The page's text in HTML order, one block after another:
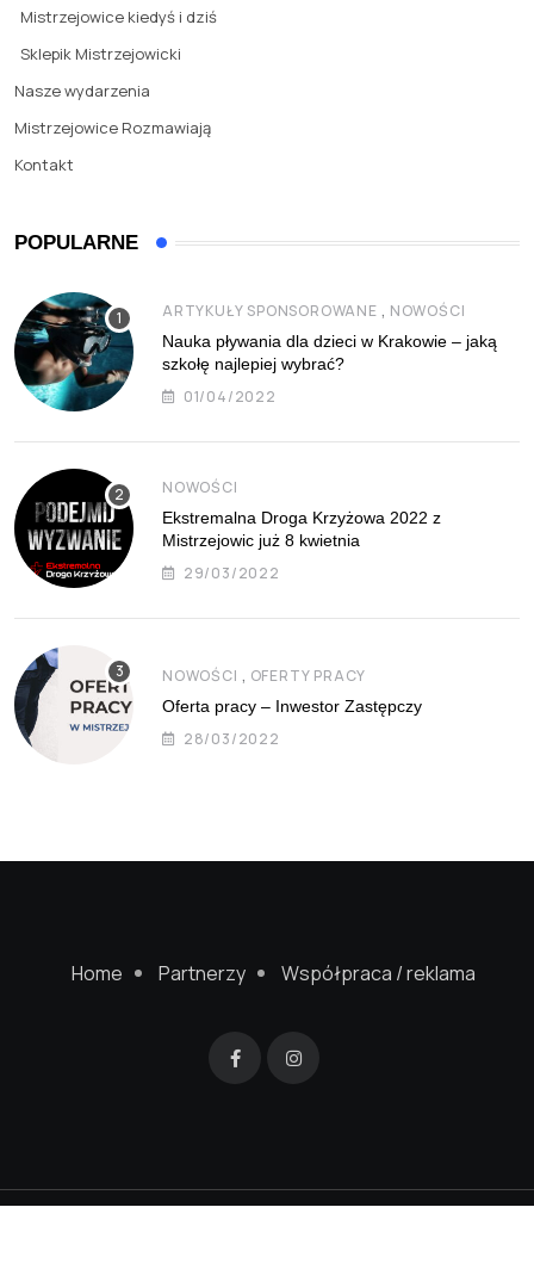
Mistrzejowice kiedyś i dziś
Sklepik Mistrzejowicki
Nasze wydarzenia
Mistrzejowice Rozmawiają
Kontakt
POPULARNE
ARTYKUŁY SPONSOROWANE , NOWOŚCI
Nauka pływania dla dzieci w Krakowie – jaką
szkołę najlepiej wybrać?
01/04/2022
NOWOŚCI
Ekstremalna Droga Krzyżowa 2022 z
Mistrzejowic już 8 kwietnia
29/03/2022
NOWOŚCI , OFERTY PRACY
Oferta pracy – Inwestor Zastępczy
28/03/2022
Home Partnerzy Współpraca / reklama